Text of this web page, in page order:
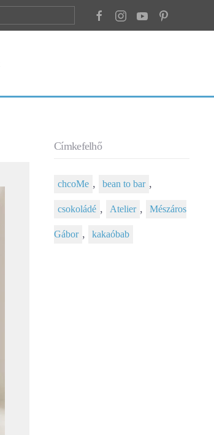
Címkefelhő
chcoMe , bean to bar ,
csokoládé , Atelier , Mészáros
Gábor , kakaóbab